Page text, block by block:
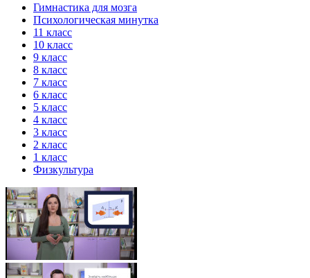
Гимнастика для мозга
Психологическая минутка
11 класс
10 класс
9 класс
8 класс
7 класс
6 класс
5 класс
4 класс
3 класс
2 класс
1 класс
Физкультура